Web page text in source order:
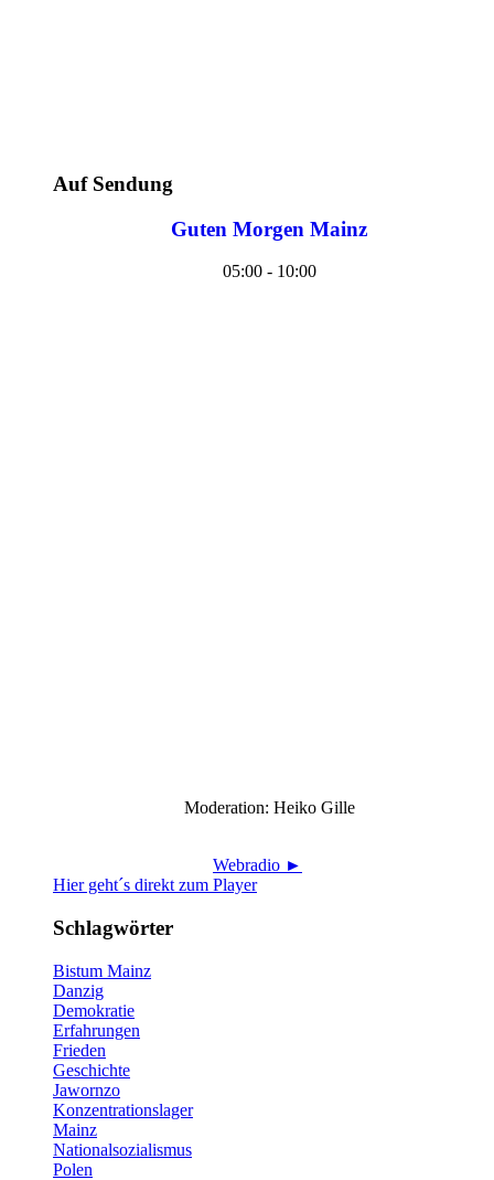
Auf Sendung
Guten Morgen Mainz
05:00 - 10:00
Moderation: Heiko Gille
Webradio ►
Hier geht´s direkt zum Player
Schlagwörter
Bistum Mainz
Danzig
Demokratie
Erfahrungen
Frieden
Geschichte
Jawornzo
Konzentrationslager
Mainz
Nationalsozialismus
Polen